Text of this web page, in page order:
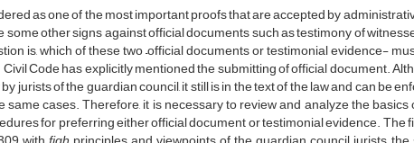
as one of the most important proofs that are accepted by
some other signs against official documents such as testimony of
is, which of these two –official documents or testimonial evidence-
Code has explicitly mentioned the submitting of official document.
jurists of the guardian council, it still is in the text of the law and can be
cases. Therefore, it is necessary to review and analyze the
for preferring either official document or testimonial evidence. The